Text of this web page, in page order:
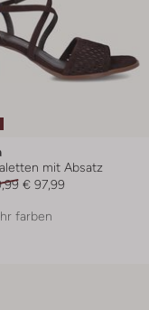
mit Absatz
€ 97,99
farben